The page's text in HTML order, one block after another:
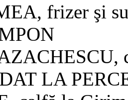
frizer şi
LA